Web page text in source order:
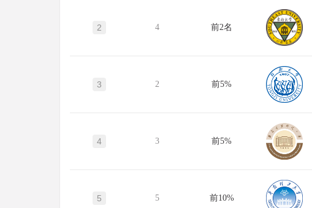
2 4 前2名
3 2 前5%
4 3 前5%
5 5 前10%